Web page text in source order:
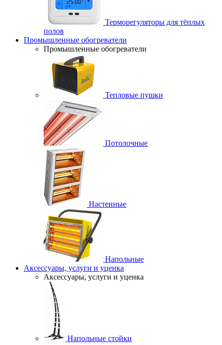
Терморегуляторы для тёплых
полов
Промышленные обогреватели
Промышленные обогреватели
Тепловые пушки
Потолочные
Настенные
Напольные
Аксессуары, услуги и уценка
Аксессуары, услуги и уценка
Напольные стойки